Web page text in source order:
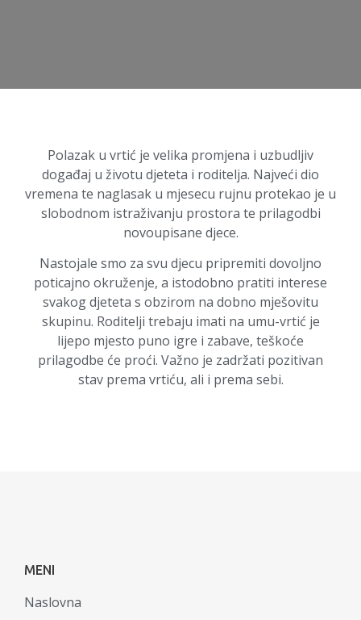
Polazak u vrtić je velika promjena i uzbudljiv
događaj u životu djeteta i roditelja. Najveći dio
vremena te naglasak u mjesecu rujnu protekao je u
slobodnom istraživanju prostora te prilagodbi
novoupisane djece.
Nastojale smo za svu djecu pripremiti dovoljno
poticajno okruženje, a istodobno pratiti interese
svakog djeteta s obzirom na dobno mješovitu
skupinu. Roditelji trebaju imati na umu-vrtić je
lijepo mjesto puno igre i zabave, teškoće
prilagodbe će proći. Važno je zadržati pozitivan
stav prema vrtiću, ali i prema sebi.
MENI
Naslovna